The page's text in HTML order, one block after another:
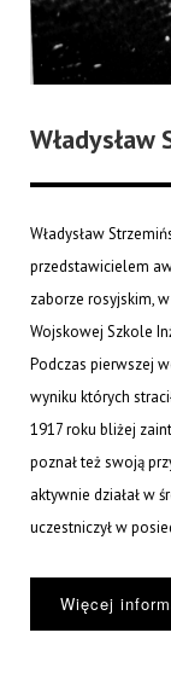
Władysław
przedstawicielem
zaborze rosyjskim,
Wojskowej Szkole
Podczas pierwszej
wyniku których
1917 roku bliżej
poznał też swoją
aktywnie działał w
uczestniczył w
Więcej